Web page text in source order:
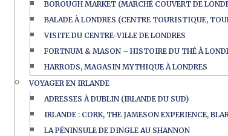
BOROUGH MARKET (MARCHÉ COUVERT DE
BALADE À LONDRES (CENTRE TOURISTIQUE,
VISITE DU CENTRE-VILLE DE LONDRES
FORTNUM & MASON – HISTOIRE DU THÉ À
HARRODS, MAGASIN MYTHIQUE À LONDRES
VOYAGER EN IRLANDE
ADRESSES À DUBLIN (IRLANDE DU SUD)
IRLANDE : CORK, THE JAMESON EXPERIENCE,
LA PÉNINSULE DE DINGLE AU SHANNON